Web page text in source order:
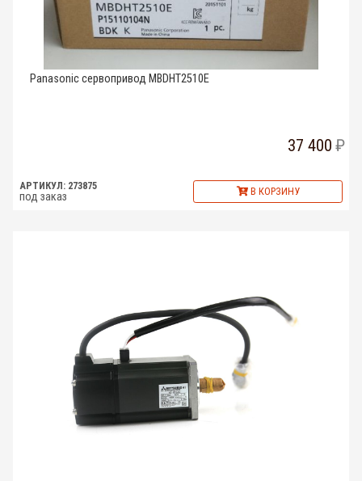
Panasonic сервопривод MBDHT2510E
37 400
АРТИКУЛ: 273875
под заказ В КОРЗИНУ